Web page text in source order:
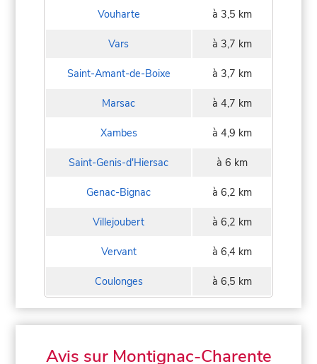
Vouharte à 3,5 km
Vars à 3,7 km
Saint-Amant-de-Boixe à 3,7 km
Marsac à 4,7 km
Xambes à 4,9 km
Saint-Genis-d'Hiersac à 6 km
Genac-Bignac à 6,2 km
Villejoubert à 6,2 km
Vervant à 6,4 km
Coulonges à 6,5 km
Avis sur Montignac-Charente